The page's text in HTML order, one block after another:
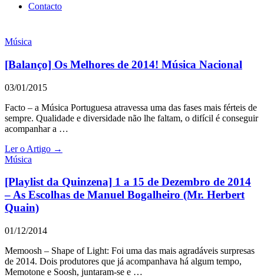
Contacto
Música
[Balanço] Os Melhores de 2014! Música Nacional
03/01/2015
Facto – a Música Portuguesa atravessa uma das fases mais férteis de
sempre. Qualidade e diversidade não lhe faltam, o difícil é conseguir
acompanhar a …
Ler o Artigo →
Música
[Playlist da Quinzena] 1 a 15 de Dezembro de 2014
– As Escolhas de Manuel Bogalheiro (Mr. Herbert
Quain)
01/12/2014
Memoosh – Shape of Light: Foi uma das mais agradáveis surpresas
de 2014. Dois produtores que já acompanhava há algum tempo,
Memotone e Soosh, juntaram-se e …